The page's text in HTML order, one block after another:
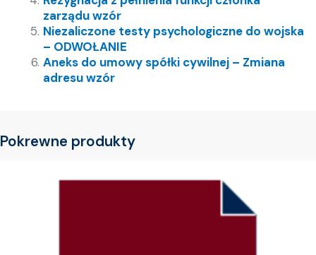
zarządu wzór
Niezaliczone testy psychologiczne do wojska
– ODWOŁANIE
Aneks do umowy spółki cywilnej – Zmiana
adresu wzór
Pokrewne produkty